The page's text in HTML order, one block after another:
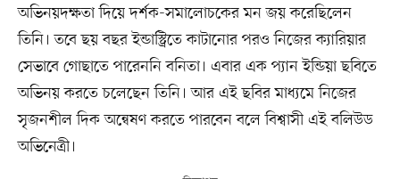
অভিনয়দক্ষতা দিয়ে দর্শক-সমালোচকের মন জয় করেছিলেন
তিনি। তবে ছয় বছর ইন্ডাস্ট্রিতে কাটানোর পরও নিজের ক্যারিয়ার
সেভাবে গোছাতে পারেননি বনিতা। এবার এক প্যান ইন্ডিয়া ছবিতে
অভিনয় করতে চলেছেন তিনি। আর এই ছবির মাধ্যমে নিজের
সৃজনশীল দিক অন্বেষণ করতে পারবেন বলে বিশ্বাসী এই বলিউড
অভিনেত্রী।